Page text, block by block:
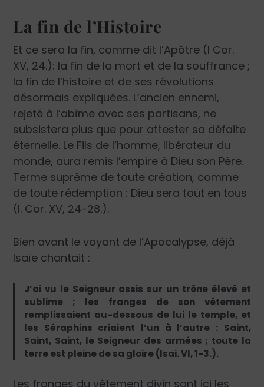
La fin de l’Histoire
Et ce sera la fin, comme dit l’Apôtre (I Cor.
XV, 24.): la fin de la mort et de la souffrance ;
la fin de l’histoire et de ses révolutions
désormais expliquées. L’ancien ennemi,
rejeté à l’abîme avec ses partisans, ne
subsistera plus que pour attester sa défaite
éternelle. Le Fils de l’homme, libérateur du
monde, aura remis l’empire à Dieu son Père.
Terme suprême de toute création, comme
de toute rédemption : Dieu sera tout en tous
(I. Cor. XV, 24-28.).
Bien avant le voyant de l’Apocalypse, déjà
Isaïe chantait :
J’ai vu le Seigneur assis sur un trône élevé et
sublime ; les franges de son vêtement
remplissaient au-dessous de lui le temple, et
les Séraphins criaient l’un à l’autre : Saint,
Saint, Saint, le Seigneur des armées ; toute la
terre est pleine de sa gloire (Isai. VI, 1-3.).
Les franges du vêtement divin sont ici les